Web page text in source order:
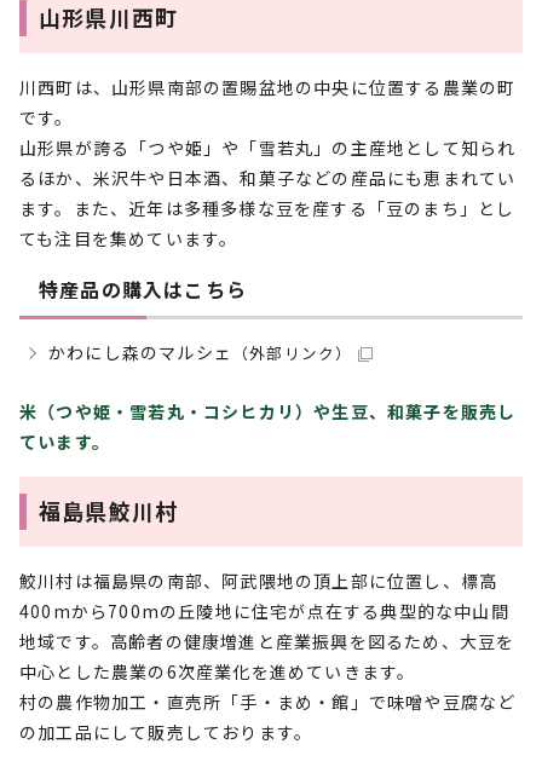
山形県川西町
川西町は、山形県南部の置賜盆地の中央に位置する農業の町
です。
山形県が誇る「つや姫」や「雪若丸」の主産地として知られ
るほか、米沢牛や日本酒、和菓子などの産品にも恵まれてい
ます。また、近年は多種多様な豆を産する「豆のまち」とし
ても注目を集めています。
特産品の購入はこちら
かわにし森のマルシェ （外部リンク）
米（つや姫・雪若丸・コシヒカリ）や生豆、和菓子を販売し
ています。
福島県鮫川村
鮫川村は福島県の南部、阿武隈地の頂上部に位置し、標高
400mから700mの丘陵地に住宅が点在する典型的な中山間
地域です。高齢者の健康増進と産業振興を図るため、大豆を
中心とした農業の6次産業化を進めていきます。
村の農作物加工・直売所「手・まめ・館」で味噌や豆腐など
の加工品にして販売しております。